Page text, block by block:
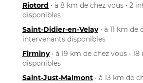
Riotord • à 8 km de chez vous • 2
disponibles
Saint-Didier-en-Velay• à 11 km de
intervenants disponibles
Firminy• à 19 km de chez vous •
disponibles
Saint-Just-Malmont • à 13 km de